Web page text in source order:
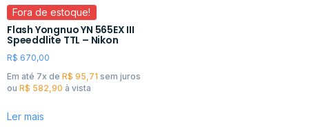
Fora de estoque!
Flash Yongnuo YN 565EX III
Speeddlite TTL – Nikon
R$ 670,00
Em até 7x de R$ 95,71 sem juros
ou R$ 582,90 à vista
Ler mais